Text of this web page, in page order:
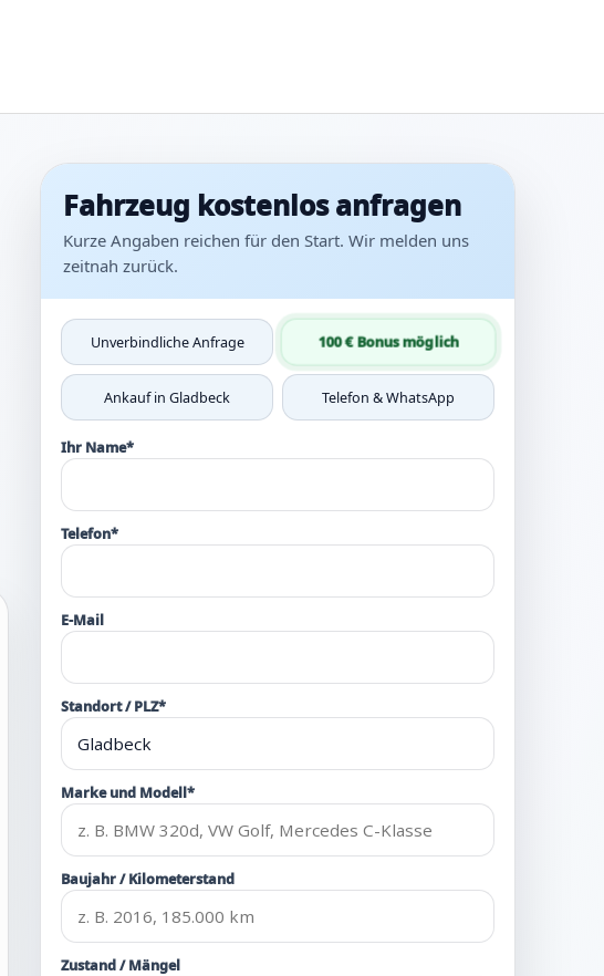
Fahrzeug kostenlos anfragen
Kurze Angaben reichen für den Start. Wir melden uns
zeitnah zurück.
Unverbindliche Anfrage 100 € Bonus möglich
Ankauf in Gladbeck Telefon & WhatsApp
Ihr Name*
Telefon*
E-Mail
Standort / PLZ*
Marke und Modell*
Baujahr / Kilometerstand
Zustand / Mängel